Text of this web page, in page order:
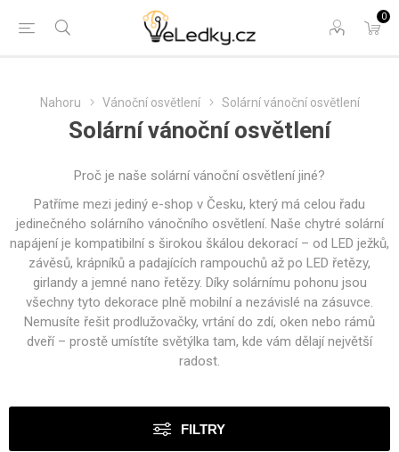
0
Nahoru Vánoční osvětlení Solární vánoční osvětlení
Solární vánoční osvětlení
Proč je naše solární vánoční osvětlení jiné?
Patříme mezi jediný e-shop v Česku, který má celou řadu
jedinečného solárního vánočního osvětlení. Naše chytré solární
napájení je kompatibilní s širokou škálou dekorací – od LED ježků,
závěsů, krápníků a padajících rampouchů až po LED řetězy,
girlandy a jemné nano řetězy. Díky solárnímu pohonu jsou
všechny tyto dekorace plně mobilní a nezávislé na zásuvce.
Nemusíte řešit prodlužovačky, vrtání do zdí, oken nebo rámů
dveří – prostě umístíte světýlka tam, kde vám dělají největší
radost.
FILTRY